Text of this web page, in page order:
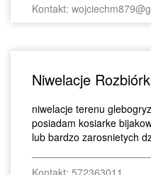
Kontakt:
Niwelacje
niwelacje terenu
posiadam kosiarke
lub bardzo zarosnietych
Kontakt: 572363011